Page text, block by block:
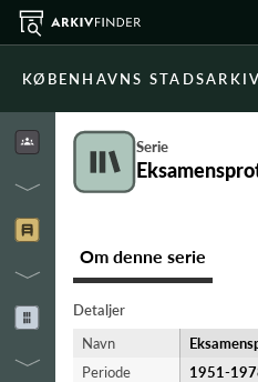
KØBENHAVNS STADSARKIV
Serie
Om denne serie
Detaljer
Navn
Periode
1951-​